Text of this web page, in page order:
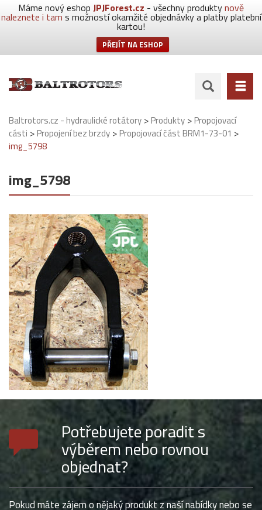
Máme nový eshop JPJForest.cz - všechny produktynově
naleznete i tams možností okamžité objednávky a platby platební
kartou!
PŘEJÍT NA ESHOP
Baltrotors.cz - hydraulické rotátory >Produkty >Propojovací
cásti >Propojení bez brzdy >Propojovací část BRM1-73-01 >
img_5798
img_5798
Potřebujete poradit s
výběrem nebo rovnou
objednat?
Pokud máte zájem o nějaký produkt z naší nabídky nebo se